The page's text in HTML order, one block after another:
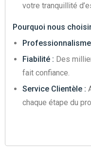
votre tranquillité
Pourquoi nous
Fiabilité : Des
fait confiance.
Service Clientèle :
chaque étape du